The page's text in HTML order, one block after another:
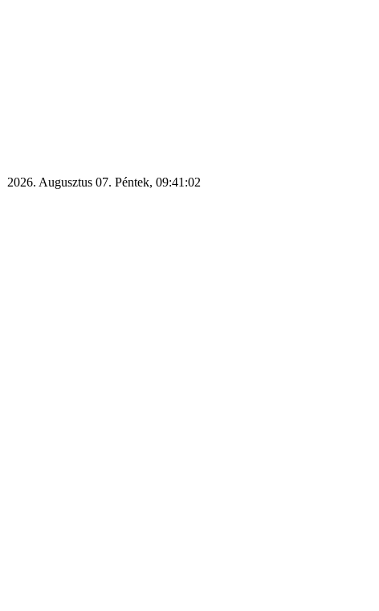
2026. Augusztus 07. Péntek, 09:41:02